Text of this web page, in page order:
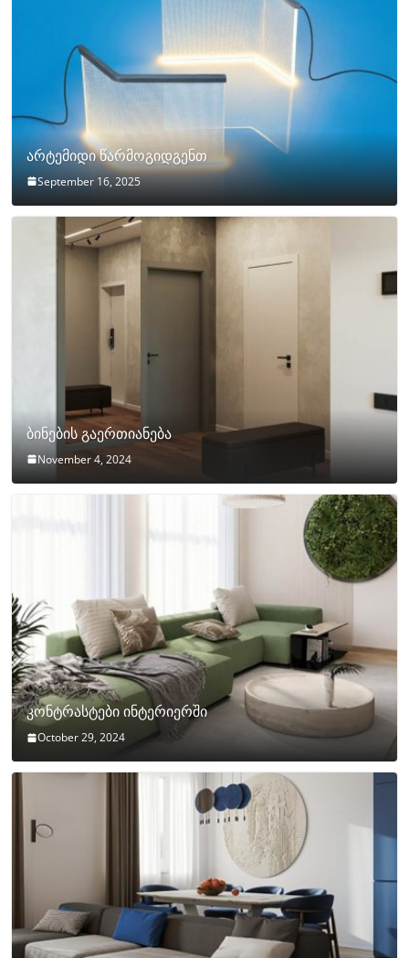
არტემიდი წარმოგიდგენთ
September 16, 2025
ბინების გაერთიანება
November 4, 2024
კონტრასტები ინტერიერში
October 29, 2024